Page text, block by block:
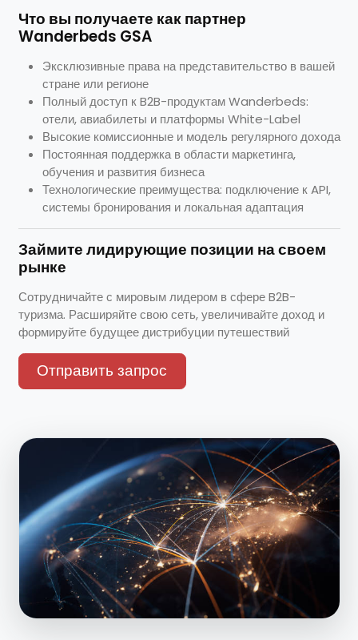
Что вы получаете как партнер
Wanderbeds GSA
Эксклюзивные права на представительство в вашей
стране или регионе
Полный доступ к B2B-продуктам Wanderbeds:
отели, авиабилеты и платформы White-Label
Высокие комиссионные и модель регулярного дохода
Постоянная поддержка в области маркетинга,
обучения и развития бизнеса
Технологические преимущества: подключение к API,
системы бронирования и локальная адаптация
Займите лидирующие позиции на своем
рынке
Сотрудничайте с мировым лидером в сфере B2B-
туризма. Расширяйте свою сеть, увеличивайте доход и
формируйте будущее дистрибуции путешествий
Отправить запрос